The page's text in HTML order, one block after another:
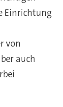
Einrichtung
von
auch